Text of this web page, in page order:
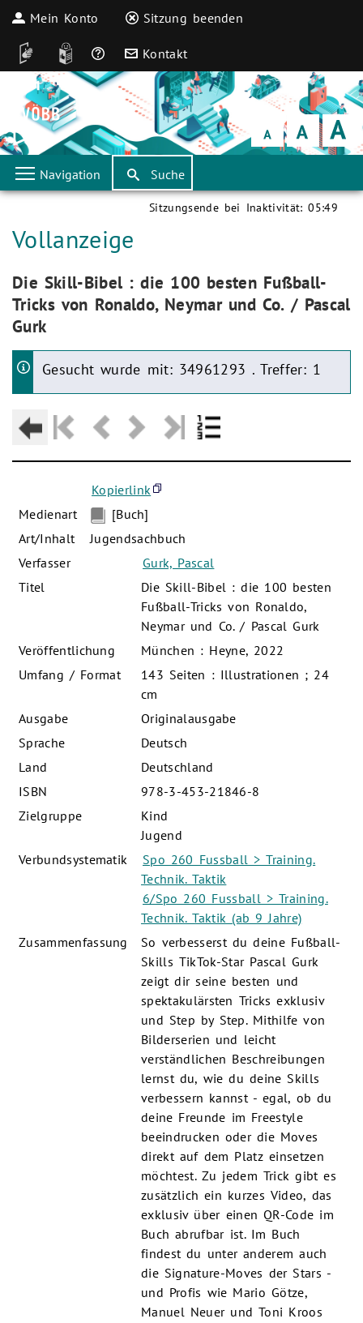
Mein Konto Sitzung beenden
DGS Leichte Sprache
Häufige Fragen
Kontakt
Schrift
klein Schrift
normal Schrift
groß
Navigation Suche
Sitzungsende bei Inaktivität: 05:49
Aktuelle Seite:
Vollanzeige
Aktuelle Seite:
Die Skill-Bibel : die 100 besten Fußball-
Tricks von Ronaldo, Neymar und Co. / Pascal
Gurk
Gesucht wurde mit: 34961293 . Treffer: 1
Kopierlink
Medienart
[Buch]
Art/Inhalt
Jugendsachbuch
Verfasser
Gurk, Pascal
Titel
Die Skill-Bibel : die 100 besten
Fußball-Tricks von Ronaldo,
Neymar und Co. / Pascal Gurk
Veröffentlichung
München : Heyne, 2022
Umfang / Format
143 Seiten : Illustrationen ; 24
cm
Ausgabe
Originalausgabe
Sprache
Deutsch
Land
Deutschland
ISBN
978-3-453-21846-8
Zielgruppe
Kind
Jugend
Verbundsystematik
Spo 260 Fussball > Training.
Technik. Taktik
6/Spo 260 Fussball > Training.
Technik. Taktik (ab 9 Jahre)
Zusammenfassung
So verbesserst du deine Fußball-
Skills TikTok-Star Pascal Gurk
zeigt dir seine besten und
spektakulärsten Tricks exklusiv
und Step by Step. Mithilfe von
Bilderserien und leicht
verständlichen Beschreibungen
lernst du, wie du deine Skills
verbessern kannst - egal, ob du
deine Freunde im Freestyle
beeindrucken oder die Moves
direkt auf dem Platz einsetzen
möchtest. Zu jedem Trick gibt es
zusätzlich ein kurzes Video, das
exklusiv über einen QR-Code im
Buch abrufbar ist. Im Buch
findest du unter anderem auch
die Signature-Moves der Stars -
und Profis wie Mario Götze,
Manuel Neuer und Toni Kroos